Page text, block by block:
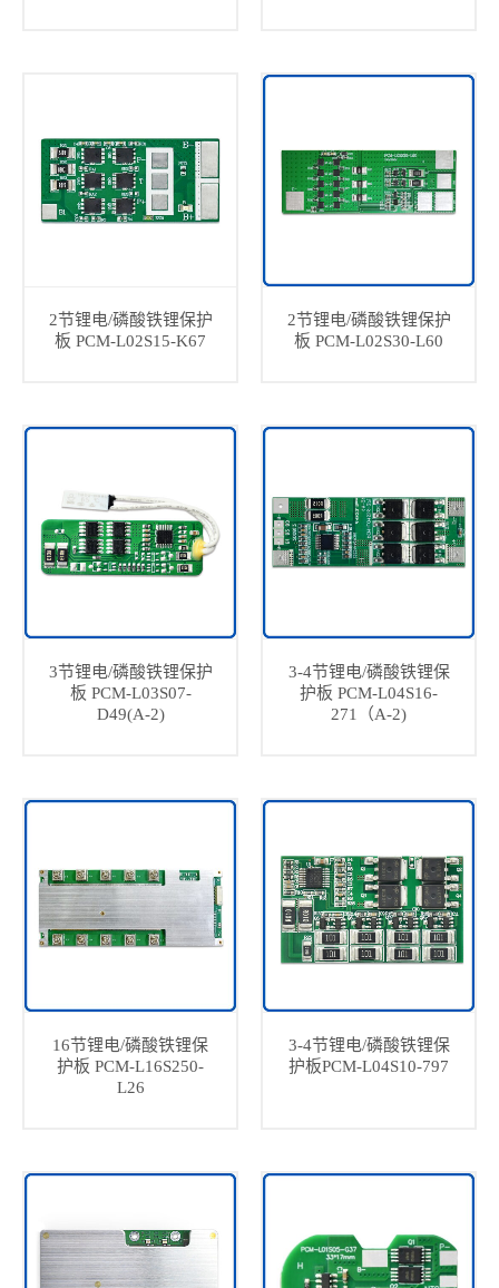
2节锂电/磷酸铁锂保护
板 PCM-L02S15-K67
2节锂电/磷酸铁锂保护
板 PCM-L02S30-L60
3节锂电/磷酸铁锂保护
板 PCM-L03S07-
D49(A-2)
3-4节锂电/磷酸铁锂保
护板 PCM-L04S16-
271（A-2)
16节锂电/磷酸铁锂保
护板 PCM-L16S250-
L26
3-4节锂电/磷酸铁锂保
护板PCM-L04S10-797